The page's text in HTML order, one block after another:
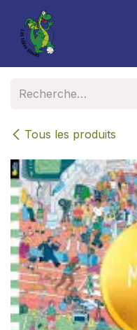
Se rendre au contenu
Tous les produits